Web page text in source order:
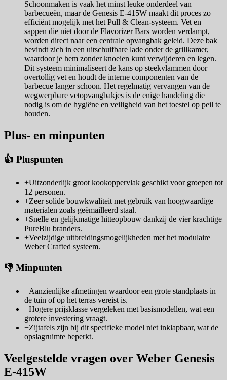
Schoonmaken is vaak het minst leuke onderdeel van
barbecueën, maar de Genesis E-415W maakt dit proces zo
efficiënt mogelijk met het Pull & Clean-systeem. Vet en
sappen die niet door de Flavorizer Bars worden verdampt,
worden direct naar een centrale opvangbak geleid. Deze bak
bevindt zich in een uitschuifbare lade onder de grillkamer,
waardoor je hem zonder knoeien kunt verwijderen en legen.
Dit systeem minimaliseert de kans op steekvlammen door
overtollig vet en houdt de interne componenten van de
barbecue langer schoon. Het regelmatig vervangen van de
wegwerpbare vetopvangbakjes is de enige handeling die
nodig is om de hygiëne en veiligheid van het toestel op peil te
houden.
Plus- en minpunten
👍 Pluspunten
+Uitzonderlijk groot kookoppervlak geschikt voor groepen tot
12 personen.
+Zeer solide bouwkwaliteit met gebruik van hoogwaardige
materialen zoals geëmailleerd staal.
+Snelle en gelijkmatige hitteopbouw dankzij de vier krachtige
PureBlu branders.
+Veelzijdige uitbreidingsmogelijkheden met het modulaire
Weber Crafted systeem.
👎 Minpunten
−Aanzienlijke afmetingen waardoor een grote standplaats in
de tuin of op het terras vereist is.
−Hogere prijsklasse vergeleken met basismodellen, wat een
grotere investering vraagt.
−Zijtafels zijn bij dit specifieke model niet inklapbaar, wat de
opslagruimte beperkt.
Veelgestelde vragen over Weber Genesis
E-415W